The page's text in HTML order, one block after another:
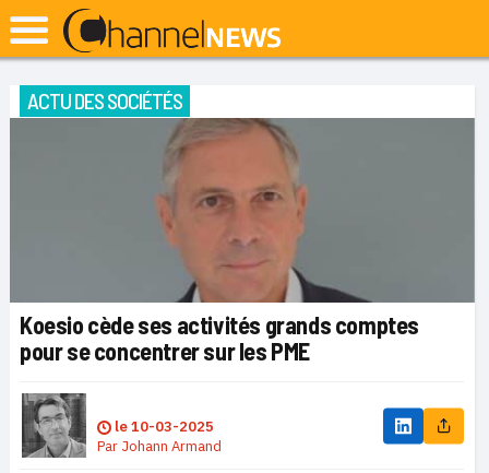
ACTU DES SOCIÉTÉS
Koesio cède ses activités grands comptes
pour se concentrer sur les PME
le10-03-2025
Par Johann Armand